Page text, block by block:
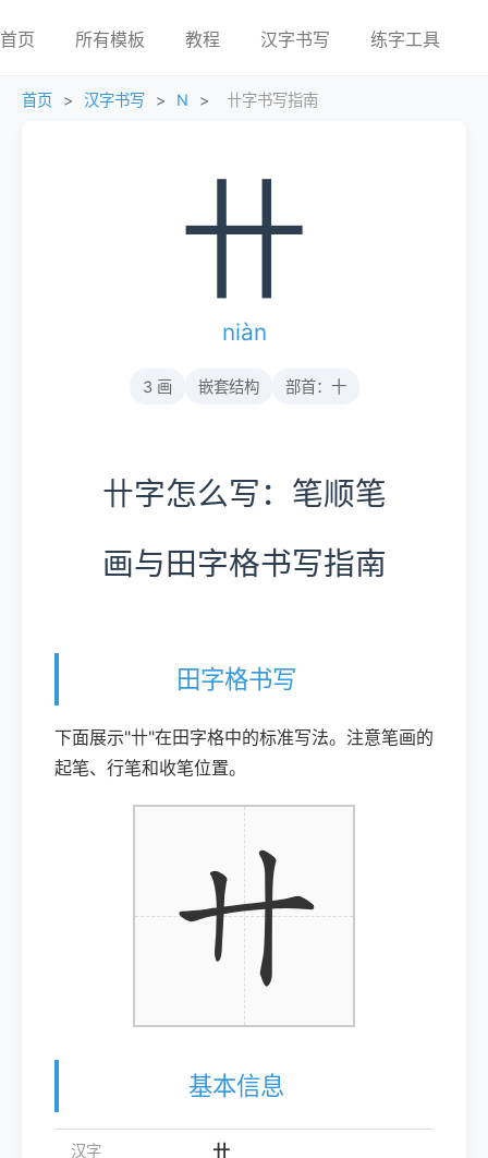
首页 所有模板 教程 汉字书写 练字工具
首页 > 汉字书写 > N > 卄字书写指南
卄
niàn
3 画 嵌套结构 部首：十
卄字怎么写：笔顺笔
画与田字格书写指南
田字格书写
下面展示"卄"在田字格中的标准写法。注意笔画的
起笔、行笔和收笔位置。
基本信息
汉字 卄